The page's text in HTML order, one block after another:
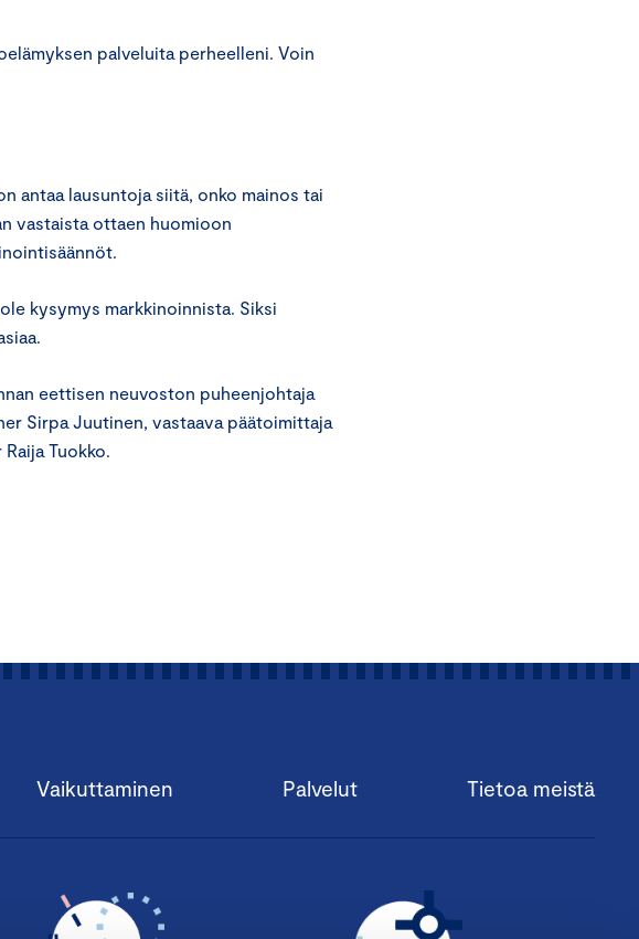
palveluita perheelleni. Voin
antaa lausuntoja siitä, onko mainos tai
vastaista ottaen huomioon
kysymys markkinoinnista. Siksi
eettisen neuvoston puheenjohtaja
Sirpa Juutinen, vastaava päätoimittaja
Tuokko.
Vaikuttaminen Palvelut Tietoa meistä